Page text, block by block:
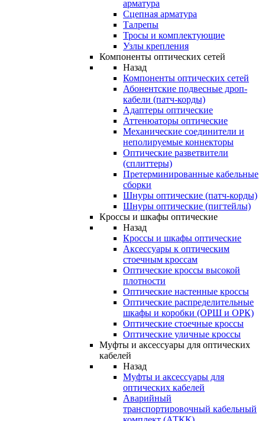
арматура
Сцепная арматура
Талрепы
Тросы и комплектующие
Узлы крепления
Компоненты оптических сетей
Назад
Компоненты оптических сетей
Абонентские подвесные дроп-
кабели (патч-корды)
Адаптеры оптические
Аттенюаторы оптические
Механические соединители и
неполируемые коннекторы
Оптические разветвители
(сплиттеры)
Претерминированные кабельные
сборки
Шнуры оптические (патч-корды)
Шнуры оптические (пигтейлы)
Кроссы и шкафы оптические
Назад
Кроссы и шкафы оптические
Аксессуары к оптическим
стоечным кроссам
Оптические кроссы высокой
плотности
Оптические настенные кроссы
Оптические распределительные
шкафы и коробки (ОРШ и ОРК)
Оптические стоечные кроссы
Оптические уличные кроссы
Муфты и аксессуары для оптических
кабелей
Назад
Муфты и аксессуары для
оптических кабелей
Аварийный
транспортировочный кабельный